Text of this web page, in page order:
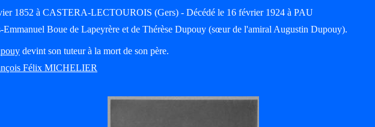
1852 à CASTERA-LECTOUROIS (Gers) - Décédé le 16 février 1924 à PAU
Emmanuel Boue de Lapeyrère et de Thérèse Dupouy (sœur de l'amiral Augustin Dupouy).
devint son tuteur à la mort de son père.
Félix MICHELIER